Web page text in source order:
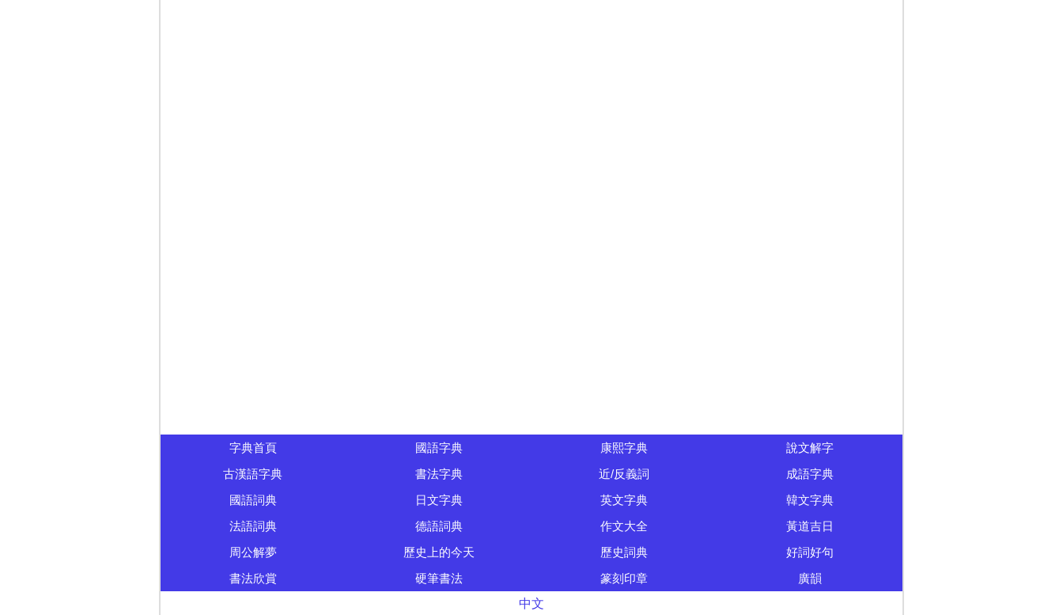
字典首頁 國語字典 康熙字典
說文解字
古漢語字典
書法字典 近/反義詞
成語字典
國語詞典
日文字典 英文字典
韓文字典
法語詞典
德語詞典 作文大全
黃道吉日
周公解夢
歷史上的今天 歷史詞典
好詞好句
書法欣賞
硬筆書法 篆刻印章
廣韻
中文